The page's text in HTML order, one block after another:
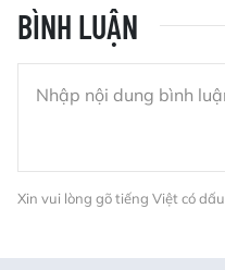
BÌNH LUẬN
Xin vui lòng gõ tiếng Việt có dấu